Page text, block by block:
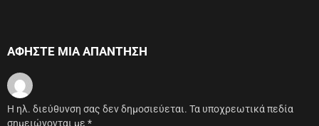
ΑΦΉΣΤΕ ΜΙΑ ΑΠΆΝΤΗΣΗ
Η ηλ. διεύθυνση σας δεν δημοσιεύεται. Τα υποχρεωτικά πεδία
σημειώνονται με *